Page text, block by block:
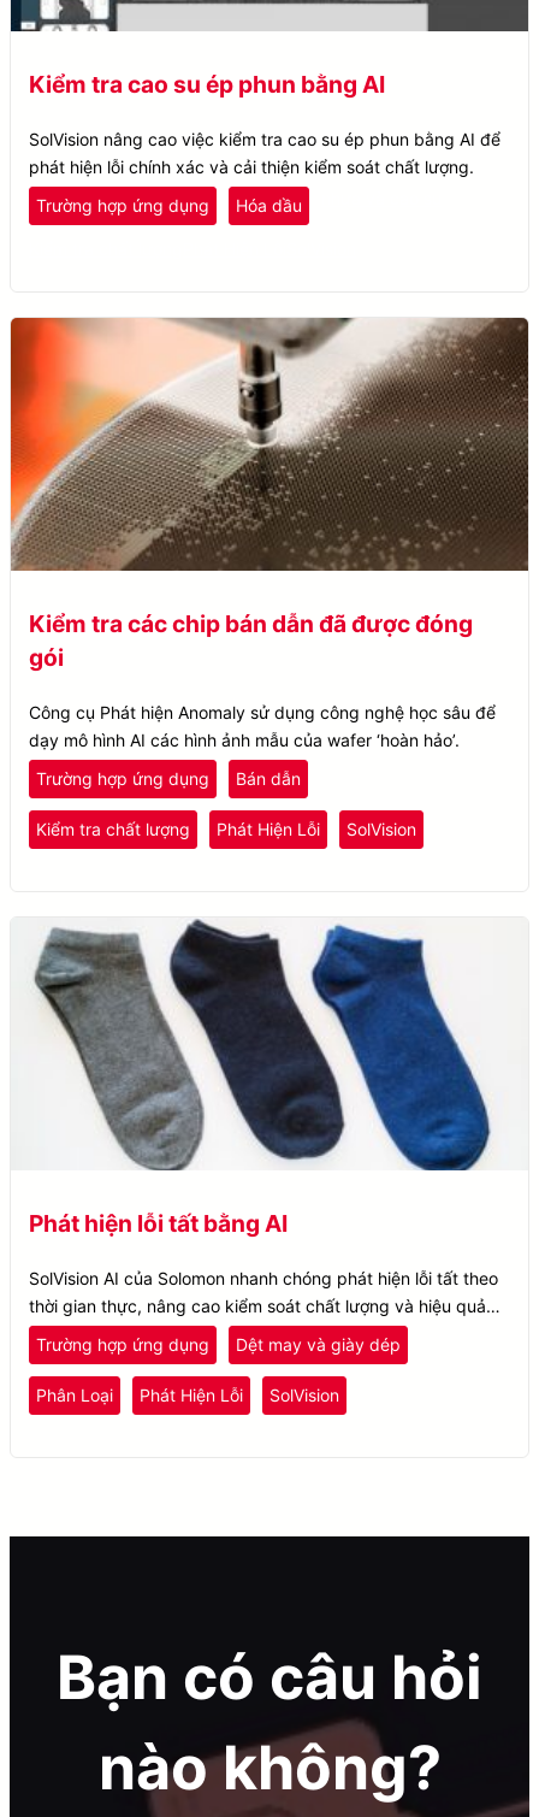
Kiểm tra cao su ép phun bằng AI
SolVision nâng cao việc kiểm tra cao su ép phun bằng AI để
phát hiện lỗi chính xác và cải thiện kiểm soát chất lượng.
Trường hợp ứng dụng
Hóa dầu
Kiểm tra các chip bán dẫn đã được đóng
gói
Công cụ Phát hiện Anomaly sử dụng công nghệ học sâu để
dạy mô hình AI các hình ảnh mẫu của wafer ‘hoàn hảo’.
Trường hợp ứng dụng
Bán dẫn
Kiểm tra chất lượng Phát Hiện Lỗi SolVision
Phát hiện lỗi tất bằng AI
SolVision AI của Solomon nhanh chóng phát hiện lỗi tất theo
thời gian thực, nâng cao kiểm soát chất lượng và hiệu quả
cho các nhà sản xuất dệt may.
Trường hợp ứng dụng Dệt may và giày dép
Phân Loại Phát Hiện Lỗi SolVision
Bạn có câu hỏi
nào không?